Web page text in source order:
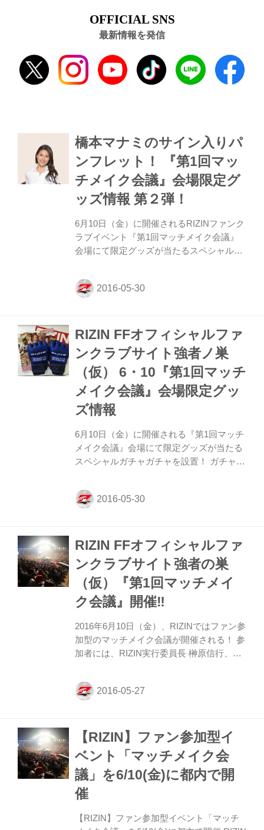
OFFICIAL SNS
最新情報を発信
橋本マナミのサイン入りパ
ンフレット！ 『第1回マッ
チメイク会議』会場限定グ
ッズ情報 第２弾！
6月10日（金）に開催されるRIZINファンク
ラブイベント『第1回マッチメイク会議』
会場にて限定グッズが当たるスペシャルガ
サイン入りパンフレットが追加‼︎ 2015年末
にはRIZIN FF広報大使としてさいたまスー
お宝物だ！ ガチャガチャの中身は開けての
お楽しみ‼︎ オフィシャルファンクラブ会員
になってこのイベントに参加しよう‼︎ 2015
年末にRIZIN FF広報大使を務めた「橋本マ
ナミ・サイン入りパンフレット」 ■RIZIN
FFオフィシャルファンクラブサイト強者ノ
巣（仮...
RIZIN FFオフィシャルファ
ンクラブサイト強者ノ巣
（仮） 6・10『第1回マッチ
メイク会議』会場限定グッ
ズ情報
6月10日（金）に開催される『第1回マッチ
メイク会議』会場にて限定グッズが当たる
スペシャルガチャガチャを設置！ ガチャガ
のサイン入りTシャツやオープンフィンガ
ーグローブなどスペシャルグッズ満載‼︎ オ
ク会議』スペシャルガチャガチャ賞品の第
１弾を公開！！ □テオドラス・オークスト
リス選手使用済み・サイン入りグローブ＆
サイン入り大会パンフレット □選手サイン
入りTシャツ ☆今後も、スペシャルグッズ
の追加を予定！！ ■RIZIN FFオフィシャル
ファンクラブサイト強者の...
RIZIN FFオフィシャルファ
ンクラブサイト強者の巣
（仮）『第1回マッチメイ
ク会議』開催‼︎
2016年6月10日（金）、RIZINではファン参
加型のマッチメイク会議が開催される！ 参
加者には、RIZIN実行委員長 榊原信行、
ロデューサー 佐藤大輔、所英男選手、山本
アーセン選手などの豪華メンバーが集結！
ルファンクラブ会員になってこのイベント
に参加しよう‼︎ ■RIZIN FFオフィシャルフ
ァンクラブサイト強者の巣（仮） 【第1回
マッチメイク会議】 □日時 2016年6月10日
（金）18：00開場 19：00開始（予定） □会
場 東京都港区近辺 ※当...
【RIZIN】ファン参加型イ
ベント「マッチメイク会
議」を6/10(金)に都内で開
催
【RIZIN】ファン参加型イベント「マッチ